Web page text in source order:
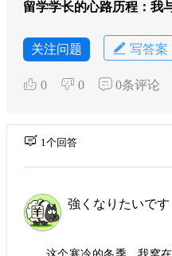
留学学长的心路历程：我
关注问题 写答案
0 0 0条评论
1个回答
強くなりたいです